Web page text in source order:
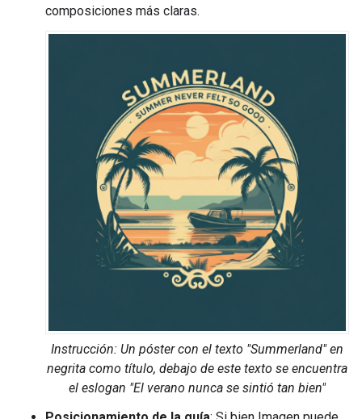
composiciones más claras.
Instrucción: Un póster con el texto "Summerland" en
negrita como título, debajo de este texto se encuentra
el eslogan "El verano nunca se sintió tan bien"